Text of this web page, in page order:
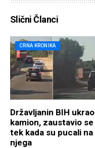
Slični Članci
CRNA KRONIKA
Državljanin BIH ukrao
kamion, zaustavio se
tek kada su pucali na
njega